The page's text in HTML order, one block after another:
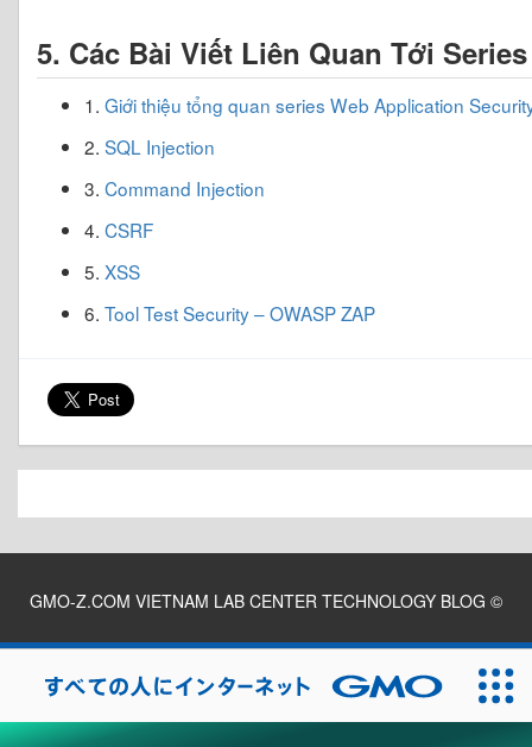
5. Các Bài Viết Liên Quan Tới Series
1. Giới thiệu tổng quan series Web Application
2. SQL Injection
3. Command Injection
4. CSRF
5. XSS
6. Tool Test Security – OWASP ZAP
GMO-Z.COM VIETNAM LAB CENTER TECHNOLOGY BLOG ©
2026